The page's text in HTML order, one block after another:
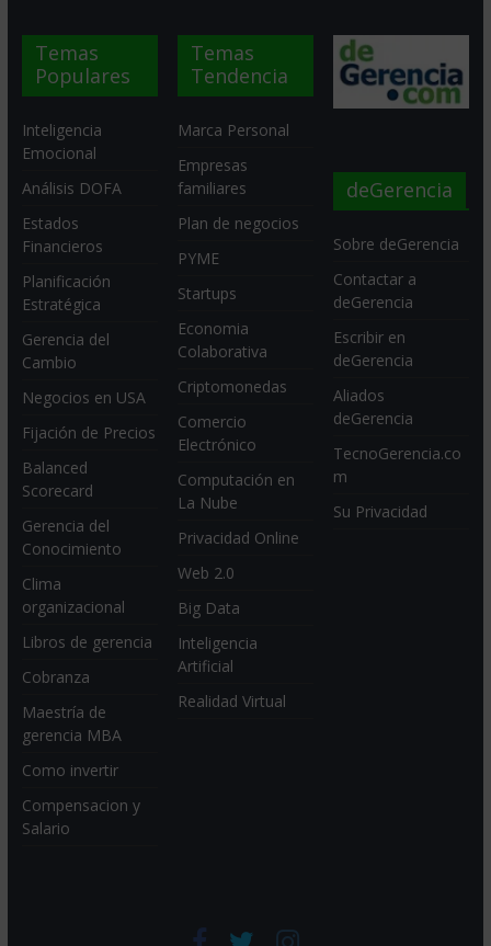
Temas
Populares
Inteligencia
Emocional
Análisis DOFA
Estados
Financieros
Planificación
Estratégica
Gerencia del
Cambio
Negocios en USA
Fijación de Precios
Balanced
Scorecard
Gerencia del
Conocimiento
Clima
organizacional
Libros de gerencia
Cobranza
Maestría de
gerencia MBA
Como invertir
Compensacion y
Salario
Temas
Tendencia
Marca Personal
Empresas
familiares
Plan de negocios
PYME
Startups
Economia
Colaborativa
Criptomonedas
Comercio
Electrónico
Computación en
La Nube
Privacidad Online
Web 2.0
Big Data
Inteligencia
Artificial
Realidad Virtual
deGerencia
Sobre deGerencia
Contactar a
deGerencia
Escribir en
deGerencia
Aliados
deGerencia
TecnoGerencia.co
m
Su Privacidad